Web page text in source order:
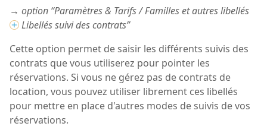
→ option “Paramètres & Tarifs / Familles et autres libellés
Libellés suivi des contrats”
Cette option permet de saisir les différents suivis des
contrats que vous utiliserez pour pointer les
réservations. Si vous ne gérez pas de contrats de
location, vous pouvez utiliser librement ces libellés
pour mettre en place d'autres modes de suivis de vos
réservations.